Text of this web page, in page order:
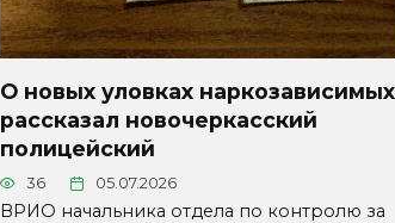
О новых уловках наркозависимых
рассказал новочеркасский
полицейский
36 05.07.2026
ВРИО начальника отдела по контролю за